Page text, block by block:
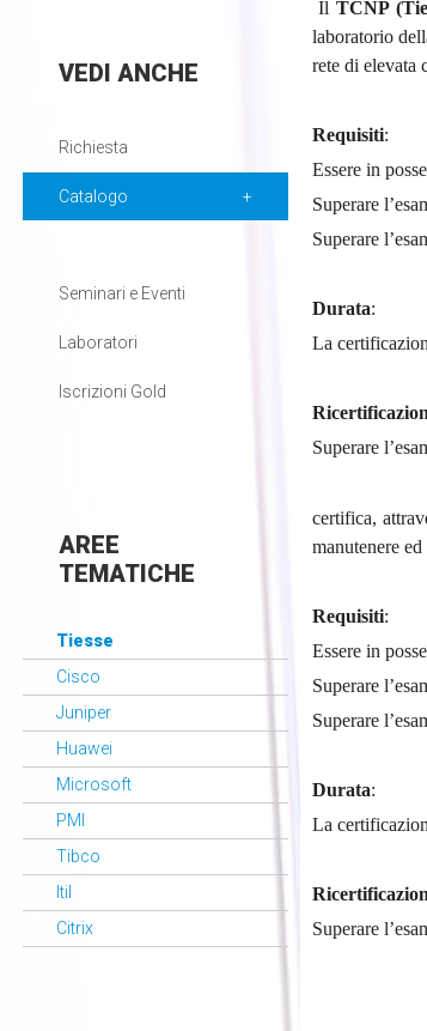
IlTCNP
laboratorio
rete di elevata
Requisiti:
Essere in
Superare
Superare
Durata:
La
Superare
certifica,
manutenere
Requisiti:
Essere in
Superare
Superare
Durata:
La
Superare
VEDI ANCHE
Richiesta
Catalogo
Seminari e Eventi
Laboratori
Iscrizioni Gold
AREE
TEMATICHE
Tiesse
Cisco
Juniper
Huawei
Microsoft
PMI
Tibco
Itil
Citrix